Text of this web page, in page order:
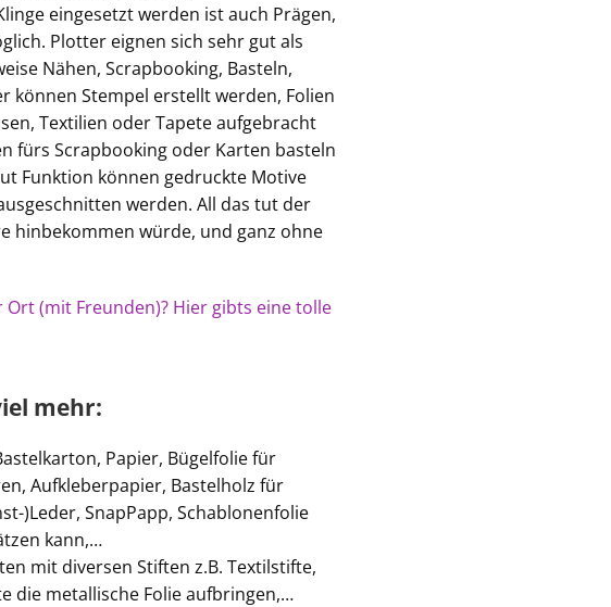
eingesetzt werden ist auch Prägen,
Plotter eignen sich sehr gut als
Nähen, Scrapbooking, Basteln,
können Stempel erstellt werden, Folien
Textilien oder Tapete aufgebracht
fürs Scrapbooking oder Karten basteln
Funktion können gedruckte Motive
werden. All das tut der
hinbekommen würde, und ganz ohne
(mit Freunden)? Hier gibts eine tolle
mehr:
Papier, Bügelfolie für
Aufkleberpapier, Bastelholz für
)Leder, SnapPapp, Schablonenfolie
kann,…
mit diversen Stiften z.B. Textilstifte,
die metallische Folie aufbringen,…